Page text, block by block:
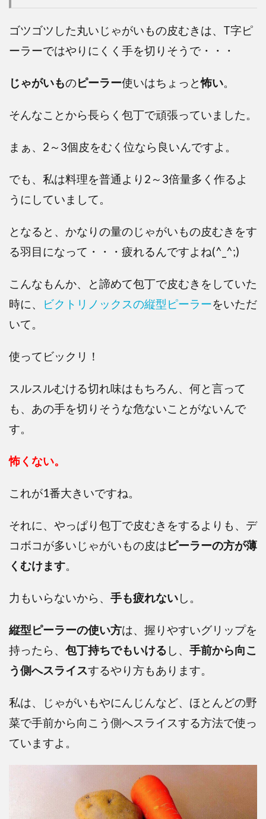
ゴツゴツした丸いじゃがいもの皮むきは、T字ピ
ーラーではやりにくく手を切りそうで・・・
じゃがいものピーラー使いはちょっと怖い。
そんなことから長らく包丁で頑張っていました。
まぁ、2～3個皮をむく位なら良いんですよ。
でも、私は料理を普通より2～3倍量多く作るよ
うにしていまして。
となると、かなりの量のじゃがいもの皮むきをす
る羽目になって・・・疲れるんですよね(^_^;)
こんなもんか、と諦めて包丁で皮むきをしていた
時に、
ビクトリノックスの縦型ピーラーをいただ
いて。
使ってビックリ！
スルスルむける切れ味はもちろん、何と言って
も、あの手を切りそうな危ないことがないんで
す。
怖くない。
これが1番大きいですね。
それに、やっぱり包丁で皮むきをするよりも、デ
コボコが多いじゃがいもの皮はピーラーの方が薄
くむけます。
力もいらないから、 手も疲れないし。
縦型ピーラーの使い方は、握りやすいグリップを
持ったら、 包丁持ちでもいける し、 手前から向こ
う側へスライスするやり方もあります。
私は、じゃがいもやにんじんなど、ほとんどの野
菜で手前から向こう側へスライスする方法で使っ
ていますよ。